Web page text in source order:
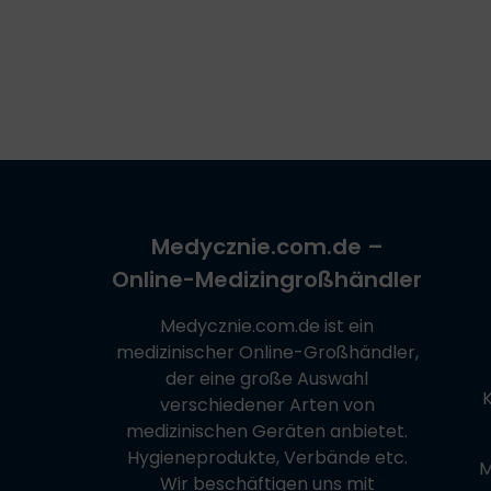
Medycznie.com.de –
Online-Medizingroßhändler
Medycznie.com.de ist ein
medizinischer Online-Großhändler,
der eine große Auswahl
verschiedener Arten von
medizinischen Geräten anbietet.
Hygieneprodukte, Verbände etc.
Wir beschäftigen uns mit